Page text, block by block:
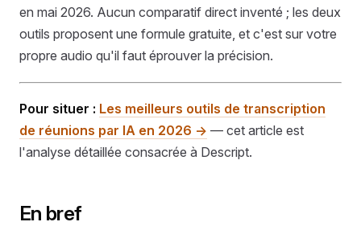
en mai 2026. Aucun comparatif direct inventé ; les deux
outils proposent une formule gratuite, et c'est sur votre
propre audio qu'il faut éprouver la précision.
Pour situer : Les meilleurs outils de transcription
de réunions par IA en 2026 → — cet article est
l'analyse détaillée consacrée à Descript.
En bref